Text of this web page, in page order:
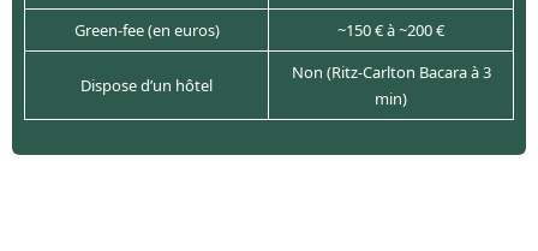
Green-fee (en euros)
~150 € à ~200 €
Dispose d’un hôtel
Non (Ritz-Carlton Bacara à 3
min)